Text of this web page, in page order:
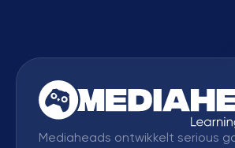
Mediaheads ontwikkelt serious